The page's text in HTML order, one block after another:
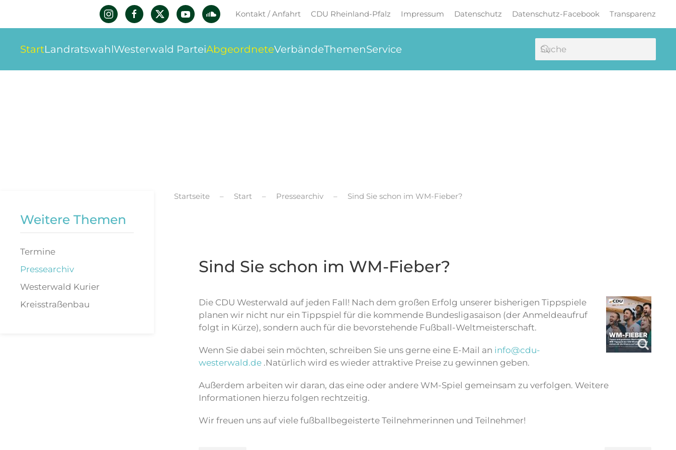
Zum Hauptinhalt springen
Kontakt / Anfahrt CDU Rheinland-Pfalz Impressum Datenschutz Datenschutz-Facebook Transparenz
StartLandratswahlWesterwald ParteiAbgeordneteVerbändeThemenService
Startseite Start Pressearchiv Sind Sie schon im WM-Fieber?
Sind Sie schon im WM-Fieber?
Die CDU Westerwald auf jeden Fall! Nach dem großen Erfolg unserer bisherigen Tippspiele
planen wir nicht nur ein Tippspiel für die kommende Bundesligasaison (der Anmeldeaufruf
folgt in Kürze), sondern auch für die bevorstehende Fußball-Weltmeisterschaft.
Wenn Sie dabei sein möchten, schreiben Sie uns gerne eine E-Mail an info@cdu-
westerwald.de .Natürlich wird es wieder attraktive Preise zu gewinnen geben.
Außerdem arbeiten wir daran, das eine oder andere WM-Spiel gemeinsam zu verfolgen. Weitere
Informationen hierzu folgen rechtzeitig.
Wir freuen uns auf viele fußballbegeisterte Teilnehmerinnen und Teilnehmer!
Weitere Themen
Termine
Pressearchiv
Westerwald Kurier
Kreisstraßenbau